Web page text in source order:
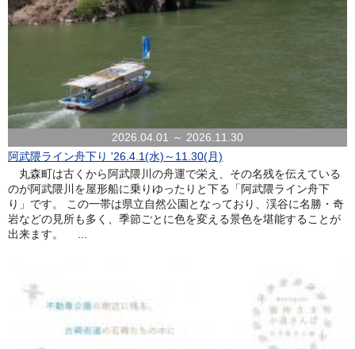
2026.04.01 ～ 2026.11.30
阿武隈ライン舟下り '26.4.1(水)～11.30(月)
丸森町は古くから阿武隈川の舟運で栄え、その名残を伝えている
のが阿武隈川を屋形船に乗りゆったりと下る「阿武隈ライン舟下
り」です。 この一帯は県立自然公園となっており、渓谷に名勝・奇
岩などの見所も多く、季節ごとに色を変える景色を堪能することが
出来ます。 ...